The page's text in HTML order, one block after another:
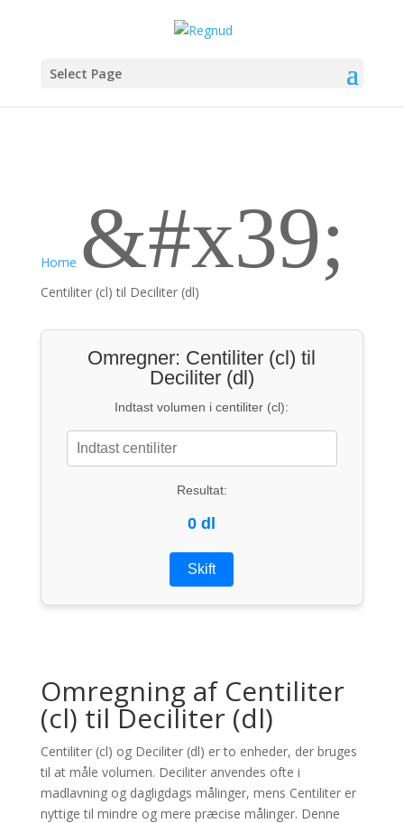
Select Page
Home &#x39;
Centiliter (cl) til Deciliter (dl)
Omregner: Centiliter (cl) til
Deciliter (dl)
Indtast volumen i centiliter (cl):
Resultat:
0 dl
Skift
Omregning af Centiliter
(cl) til Deciliter (dl)
Centiliter (cl) og Deciliter (dl) er to enheder, der bruges
til at måle volumen. Deciliter anvendes ofte i
madlavning og dagligdags målinger, mens Centiliter er
nyttige til mindre og mere præcise målinger. Denne